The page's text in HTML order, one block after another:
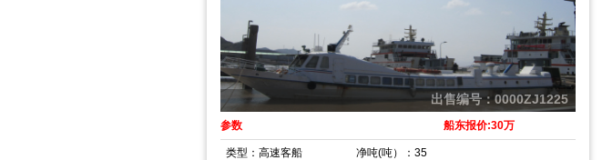
出售编号：0000ZJ1225
参数 船东报价:30万
类型：高速客船
净吨(吨）：35